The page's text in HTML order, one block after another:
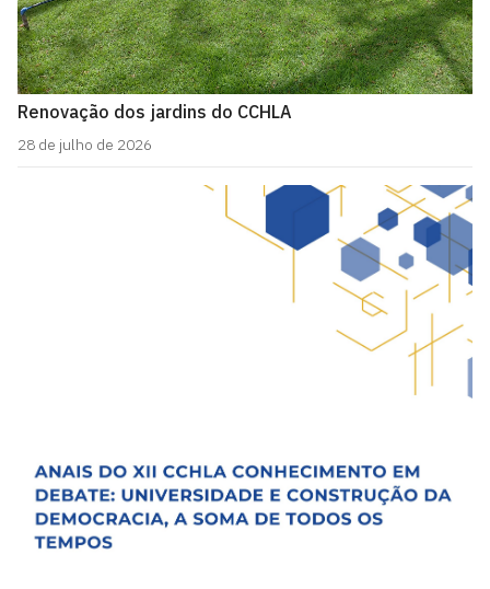
Renovação dos jardins do CCHLA
28 de julho de 2026